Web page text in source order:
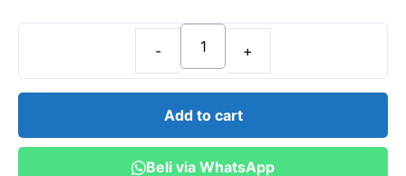
Mengelola
Keuangan
Strategi
Add to cart
Beli via WhatsApp